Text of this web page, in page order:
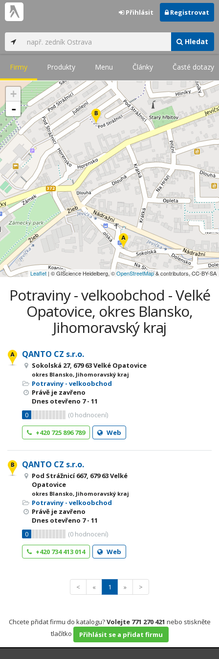
Hledat
Přihlásit Registrovat
Firmy Produkty Menu Články Časté dotazy
+
-
Leaflet | © GIScience Heidelberg, ©OpenStreetMap& contributors, CC-BY-SA
Potraviny - velkoobchod - Velké
Opatovice, okres Blansko,
Jihomoravský kraj
QANTO CZ s.r.o.
Sokolská 27, 679 63 Velké Opatovice
okres Blansko, Jihomoravský kraj
Potraviny - velkoobchod
Právě je zavřeno
Dnes otevřeno 7 - 11
0
(0 hodnocení)
+420 725 896 789
Web
QANTO CZ s.r.o.
Pod Strážnicí 667, 679 63 Velké
Opatovice
okres Blansko, Jihomoravský kraj
Potraviny - velkoobchod
Právě je zavřeno
Dnes otevřeno 7 - 11
0
(0 hodnocení)
+420 734 413 014
Web
< « 1 » >
Chcete přidat firmu do katalogu?Volejte 771 270 421 nebo stiskněte
tlačítko
Přihlásit se a přidat firmu